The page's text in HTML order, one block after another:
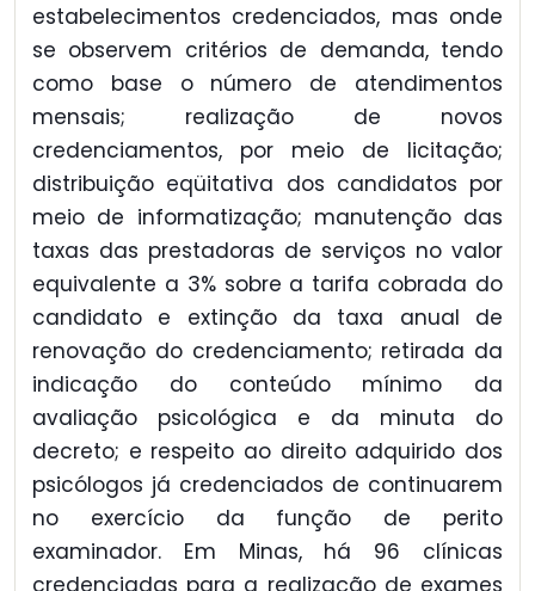
estabelecimentos credenciados, mas onde
se observem critérios de demanda, tendo
como base o número de atendimentos
mensais; realização de novos
credenciamentos, por meio de licitação;
distribuição eqüitativa dos candidatos por
meio de informatização; manutenção das
taxas das prestadoras de serviços no valor
equivalente a 3% sobre a tarifa cobrada do
candidato e extinção da taxa anual de
renovação do credenciamento; retirada da
indicação do conteúdo mínimo da
avaliação psicológica e da minuta do
decreto; e respeito ao direito adquirido dos
psicólogos já credenciados de continuarem
no exercício da função de perito
examinador. Em Minas, há 96 clínicas
credenciadas para a realização de exames